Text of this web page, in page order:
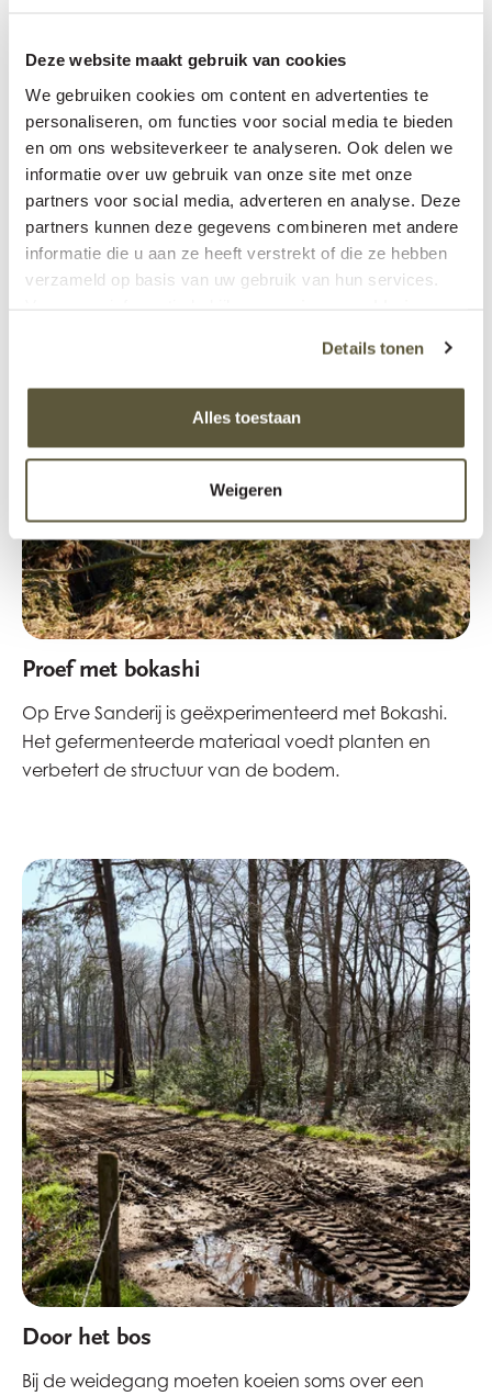
Deze website maakt gebruik van cookies
We gebruiken cookies om content en advertenties te
personaliseren, om functies voor social media te bieden
en om ons websiteverkeer te analyseren. Ook delen we
informatie over uw gebruik van onze site met onze
partners voor social media, adverteren en analyse. Deze
partners kunnen deze gegevens combineren met andere
informatie die u aan ze heeft verstrekt of die ze hebben
verzameld op basis van uw gebruik van hun services.
Details tonen
Alles toestaan
Weigeren
Kippen, pony’s, honden en katten zorgen voor de
nodige afwisseling op en rond het erf.
Proef met bokashi
Op Erve Sanderij is geëxperimenteerd met Bokashi.
Het gefermenteerde materiaal voedt planten en
verbetert de structuur van de bodem.
Door het bos
Bij de weidegang moeten koeien soms over een